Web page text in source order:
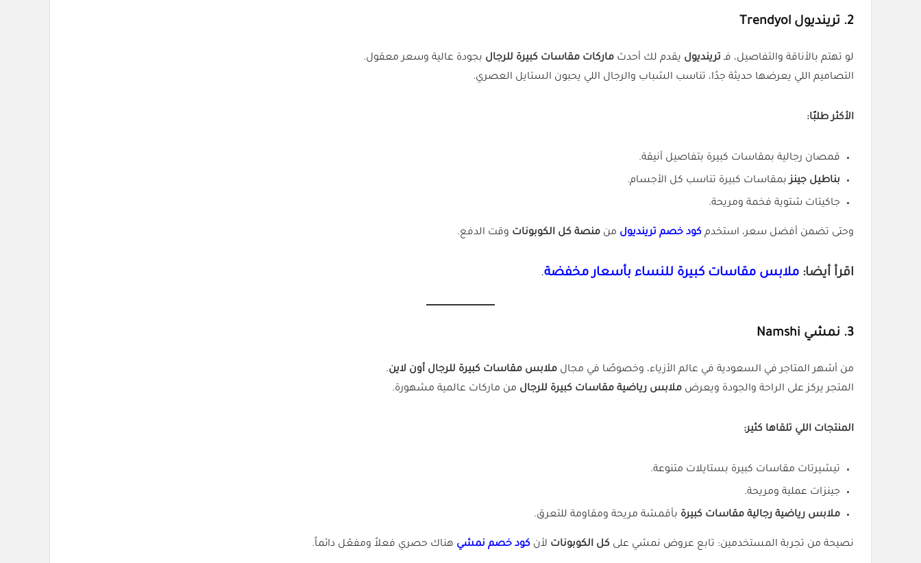
2. ترينديول Trendyol
لو تهتم بالأناقة والتفاصيل، فـ ترينديول يقدم لك أحدث ماركات مقاسات كبيرة للرجال بجودة عالية وسعر معقول.
التصاميم اللي يعرضها حديثة جدًا، تناسب الشباب والرجال اللي يحبون الستايل العصري.
الأكثر طلبًا:
قمصان رجالية بمقاسات كبيرة بتفاصيل أنيقة.
بناطيل جينزبمقاسات كبيرة تناسب كل الأجسام.
جاكيتات شتوية فخمة ومريحة.
وحتى تضمن أفضل سعر، استخدم كود خصم ترينديول من منصة كل الكوبونات وقت الدفع.
اقرأ أيضا: ملابس مقاسات كبيرة للنساء بأسعار مخفضة.
3. نمشي Namshi
من أشهر المتاجر في السعودية في عالم الأزياء، وخصوصًا في مجال ملابس مقاسات كبيرة للرجال أون لاين.
المتجر يركز على الراحة والجودة ويعرض ملابس رياضية مقاسات كبيرة للرجال من ماركات عالمية مشهورة.
المنتجات اللي تلقاها كثير:
تيشيرتات مقاسات كبيرة بستايلات متنوعة.
جينزات عملية ومريحة.
ملابس رياضية رجالية مقاسات كبيرة بأقمشة مريحة ومقاومة للتعرق.
نصيحة من تجربة المستخدمين: تابع عروض نمشي على كل الكوبونات لأن كود خصم نمشي هناك حصري فعلاً ومفعّل دائماً.